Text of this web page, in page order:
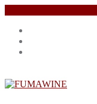
Salta
contenuto